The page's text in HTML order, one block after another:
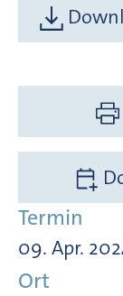
Termin
09. Apr.
Ort